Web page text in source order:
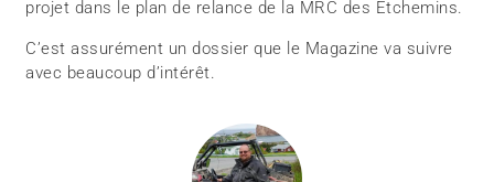
projet dans le plan de relance de la MRC des Etchemins.
C’est assurément un dossier que le Magazine va suivre
avec beaucoup d’intérêt.